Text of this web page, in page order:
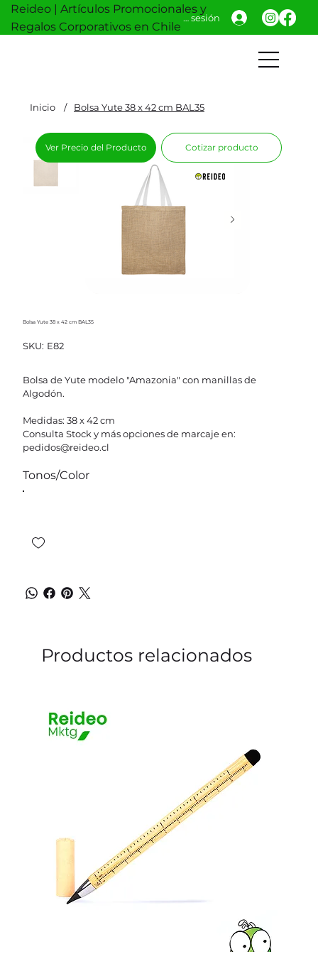
Reideo | Artículos Promocionales y
Regalos Corporativos en Chile
Iniciar sesión
Inicio / Bolsa Yute 38 x 42 cm BAL35
Bolsa Yute 38 x 42 cm BAL35
SKU: SKU
E82
E82
Bolsa de Yute modelo "Amazonia" con manillas de
Algodón.
Medidas: 38 x 42 cm
Consulta Stock y más opciones de marcaje en:
pedidos@reideo.cl
Tonos/Color
Ver Precio del Producto Cotizar producto
Productos relacionados